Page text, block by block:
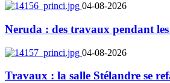
04-08-2026
Neruda : des travaux pendant les
04-08-2026
Travaux : la salle Stélandre se